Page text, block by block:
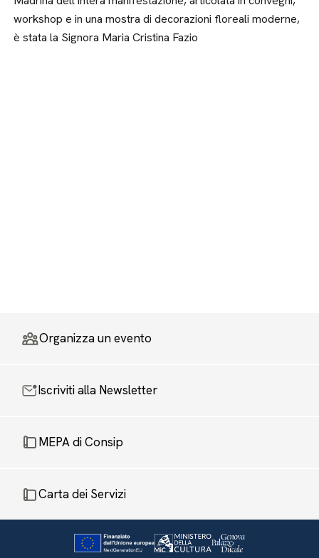
workshop e in una mostra di decorazioni floreali moderne,
è stata la Signora Maria Cristina Fazio
Organizza un evento
Iscriviti alla Newsletter
MEPA di Consip
Carta dei Servizi